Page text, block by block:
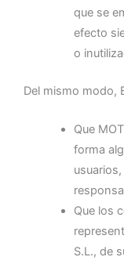
que se
efecto
o
Del mismo modo,
Que
forma
Que los
S.L., de